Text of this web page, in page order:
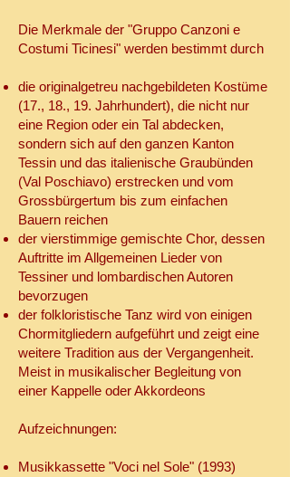
Die Merkmale der "Gruppo Canzoni e
Costumi Ticinesi" werden bestimmt durch
die originalgetreu nachgebildeten Kostüme
(17., 18., 19. Jahrhundert), die nicht nur
eine Region oder ein Tal abdecken,
sondern sich auf den ganzen Kanton
Tessin und das italienische Graubünden
(Val Poschiavo) erstrecken und vom
Grossbürgertum bis zum einfachen
Bauern reichen
der vierstimmige gemischte Chor, dessen
Auftritte im Allgemeinen Lieder von
Tessiner und lombardischen Autoren
bevorzugen
der folkloristische Tanz wird von einigen
Chormitgliedern aufgeführt und zeigt eine
weitere Tradition aus der Vergangenheit.
Meist in musikalischer Begleitung von
einer Kappelle oder Akkordeons
Aufzeichnungen:
Musikkassette "Voci nel Sole" (1993)